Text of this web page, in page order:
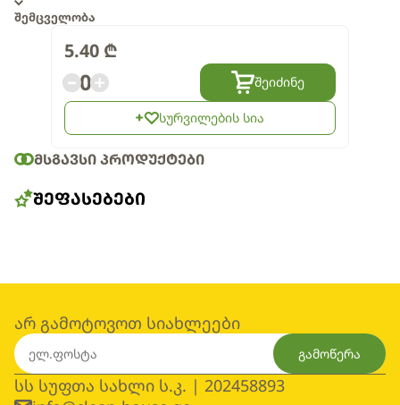
შემცველობა
5.40 ₾
0 შეიძინე
სურვილების სია
ᲛᲡᲒᲐᲕᲡᲘ ᲞᲠᲝᲓᲣᲥᲢᲔᲑᲘ
ᲨᲔᲤᲐᲡᲔᲑᲔᲑᲘ
არ გამოტოვოთ სიახლეები
გამოწერა
სს სუფთა სახლი ს.კ. | 202458893